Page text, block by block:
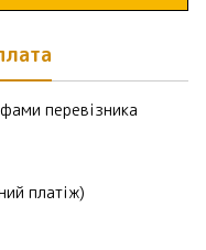
перевізника
платіж)